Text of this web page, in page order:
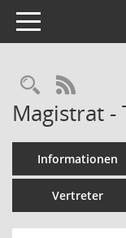
Toggle navigation
RSS-
Magistrat -
Informationen
Vertreter